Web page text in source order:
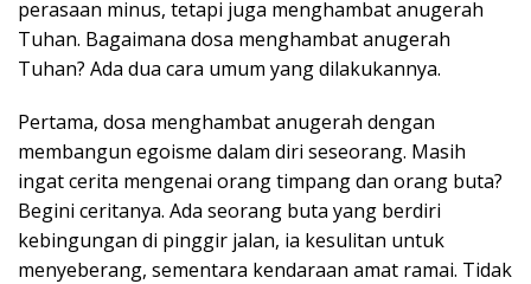
perasaan minus, tetapi juga menghambat anugerah
Tuhan. Bagaimana dosa menghambat anugerah
Tuhan? Ada dua cara umum yang dilakukannya.
Pertama, dosa menghambat anugerah dengan
membangun egoisme dalam diri seseorang. Masih
ingat cerita mengenai orang timpang dan orang buta?
Begini ceritanya. Ada seorang buta yang berdiri
kebingungan di pinggir jalan, ia kesulitan untuk
menyeberang, sementara kendaraan amat ramai. Tidak